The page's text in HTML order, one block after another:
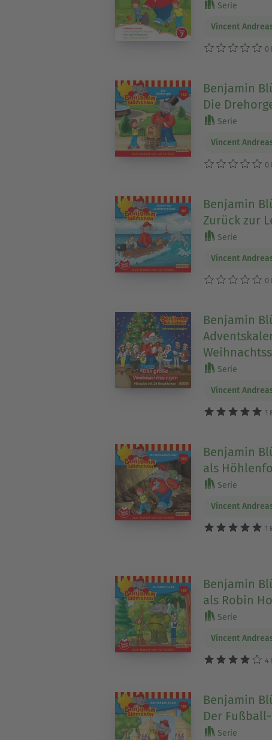
Serie
Vincent
0
Benjamin
Die
Serie
Vincent
0
Benjamin
Zurück zur
Serie
Vincent
0
Benjamin
Serie
Vincent
1
Benjamin
als
Serie
Vincent
1
Benjamin
als Robin
Serie
Vincent
4
Benjamin
Der
Serie